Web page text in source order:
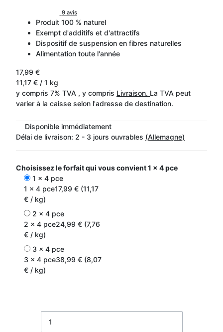
9 avis
Produit 100 % naturel
Exempt d'additifs et d'attractifs
Dispositif de suspension en fibres naturelles
Alimentation toute l'année
17,99 €
11,17 € / 1 kg
y compris 7% TVA , y compris Livraison. La TVA peut
varier à la caisse selon l'adresse de destination.
Disponible immédiatement
Délai de livraison: 2 - 3 jours ouvrables (Allemagne)
Choisissez le forfait qui vous convient1 x 4 pce
1 x 4 pce
1 x 4 pce17,99 € (11,17
€ / kg)
2 x 4 pce
2 x 4 pce24,99 € (7,76
€ / kg)
3 x 4 pce
3 x 4 pce38,99 € (8,07
€ / kg)